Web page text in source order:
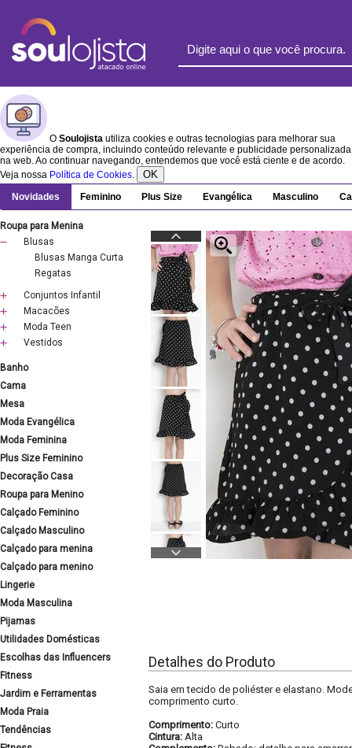
O Soulojista utiliza cookies e outras tecnologias para melhorar sua
experiência de compra, incluindo conteúdo relevante e publicidade personalizada
na web. Ao continuar navegando, entendemos que você está ciente e de acordo.
Veja nossa Política de Cookies. OK
Novidades Feminino Plus Size Evangélica Masculino
Roupa para Menina
Blusas
Blusas Manga Curta
Regatas
Conjuntos Infantil
Macacões
Moda Teen
Vestidos
Banho
Cama
Mesa
Moda Evangélica
Moda Feminina
Plus Size Feminino
Decoração Casa
Roupa para Menino
Calçado Feminino
Calçado Masculino
Calçado para menina
Calçado para menino
Lingerie
Moda Masculina
Pijamas
Utilidades Domésticas
Escolhas das Influencers
Fitness
Jardim e Ferramentas
Moda Praia
Tendências
Detalhes do Produto
Saia em tecido de poliéster e elastano.
comprimento curto.
Comprimento: Curto
Cintura: Alta